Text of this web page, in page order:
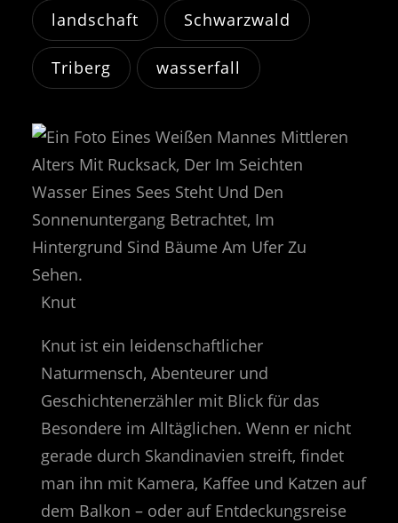
landschaft Schwarzwald
Triberg wasserfall
Knut
Knut ist ein leidenschaftlicher
Naturmensch, Abenteurer und
Geschichtenerzähler mit Blick für das
Besondere im Alltäglichen. Wenn er nicht
gerade durch Skandinavien streift, findet
man ihn mit Kamera, Kaffee und Katzen auf
dem Balkon – oder auf Entdeckungsreise